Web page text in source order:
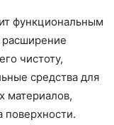
функциональным
расширение
чистоту,
средства для
материалов,
поверхности.